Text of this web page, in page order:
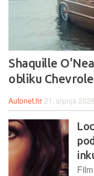
Shaquille
obliku
Autonet.hr 21. srpnja 2026.